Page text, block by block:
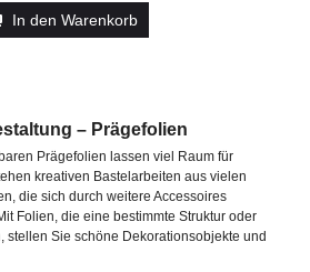
In den Warenkorb
– Prägefolien
Prägefolien lassen viel Raum für
kreativen Bastelarbeiten aus vielen
die sich durch weitere Accessoires
Folien, die eine bestimmte Struktur oder
stellen Sie schöne Dekorationsobjekte und